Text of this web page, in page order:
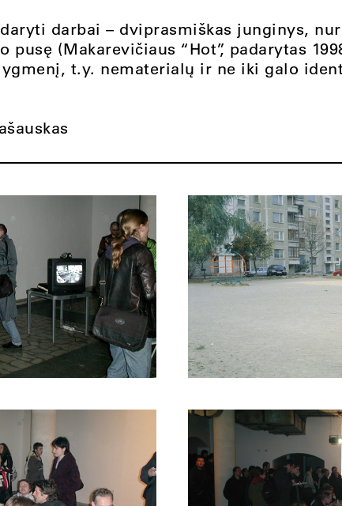
darbai – dviprasmiškas junginys,
pusę (Makarevičiaus “Hot”, padarytas
t.y. nematerialų ir ne iki galo